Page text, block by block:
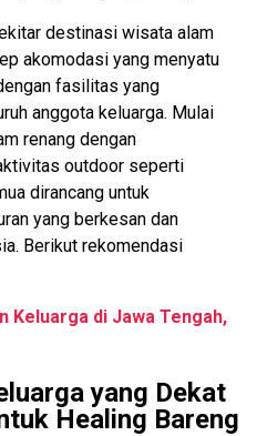
destinasi wisata alam
akomodasi yang menyatu
fasilitas yang
anggota keluarga. Mulai
renang dengan
outdoor seperti
dirancang untuk
yang berkesan dan
Berikut rekomendasi
Keluarga di Jawa Tengah,
yang Dekat
Healing Bareng